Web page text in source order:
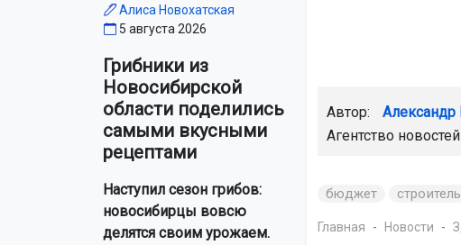
Алиса Новохатская
5 августа 2026
Грибники из
Новосибирской
области поделились
самыми вкусными
рецептами
Наступил сезон грибов:
новосибирцы вовсю
делятся своим урожаем.
Автор: Александр
Агентство новостей
бюджет
Главная Новости